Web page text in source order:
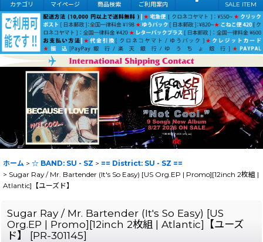
カテゴリ マイページ 商品検索 ご利用案内 SALE ITEM
ホーム > ☆ BAND: SU - SZ > == District: SU - SZ ==
> Sugar Ray / Mr. Bartender (It's So Easy) [US Org.EP | Promo][12inch 2枚組 |
Atlantic]【ユーズド】
Sugar Ray / Mr. Bartender (It's So Easy) [US
Org.EP | Promo][12inch 2枚組 | Atlantic]【ユーズ
ド】
[PR-301145]